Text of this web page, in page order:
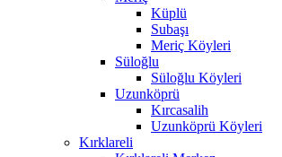
Küplü
Subaşı
Meriç Köyleri
Süloğlu
Süloğlu Köyleri
Uzunköprü
Kırcasalih
Uzunköprü Köyleri
Kırklareli